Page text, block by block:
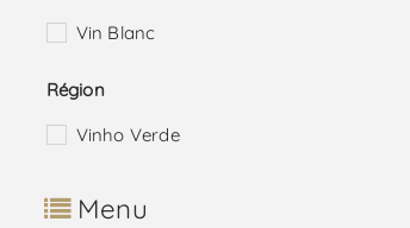
Vin Blanc
Région
Vinho Verde
Menu